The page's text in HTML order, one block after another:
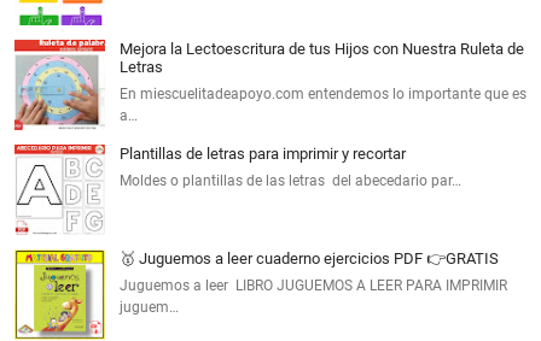
Mejora la Lectoescritura de tus Hijos con Nuestra Ruleta de
Letras
En miescuelitadeapoyo.com entendemos lo importante que es
a…
Plantillas de letras para imprimir y recortar
Moldes o plantillas de las letras del abecedario par…
🥇 Juguemos a leer cuaderno ejercicios PDF 👉GRATIS
Juguemos a leer LIBRO JUGUEMOS A LEER PARA IMPRIMIR
juguem…